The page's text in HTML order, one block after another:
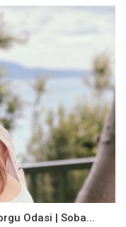
Odasi | Soba...